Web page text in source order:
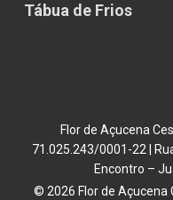
Tábua de Frios
Flor de Açucena
71.025.243/0001-22 |
Encontro –
© 2026 Flor de Açucena